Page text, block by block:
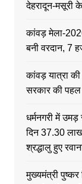
देहरादून-मसूरी
कांवड़ मेला-
बनी वरदान, 7
कांवड़ यात्रा
सरकार की
धर्मनगरी में
दिन 37.30
श्रद्धालु हुए
मुख्यमंत्री पुष्कर